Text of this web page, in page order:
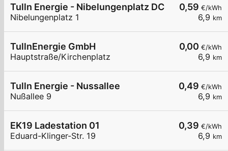
0,59 €/kWh
6,9 km
Tulln Energie - Nibelungenplatz DC
Nibelungenplatz 1
0,00 €/kWh
6,9 km
TullnEnergie GmbH
Hauptstraße/Kirchenplatz
0,49 €/kWh
6,9 km
Tulln Energie - Nussallee
Nußallee 9
0,39 €/kWh
6,9 km
EK19 Ladestation 01
Eduard-Klinger-Str. 19